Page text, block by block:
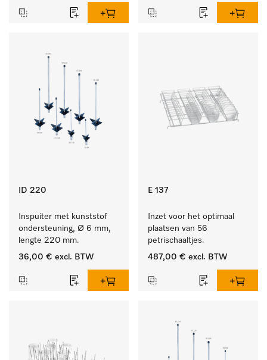
ID 220
Inspuiter met kunststof
ondersteuning, Ø 6 mm,
lengte 220 mm.
36,00 € excl. BTW
E 137
Inzet voor het optimaal
plaatsen van 56
petrischaaltjes.
487,00 € excl. BTW